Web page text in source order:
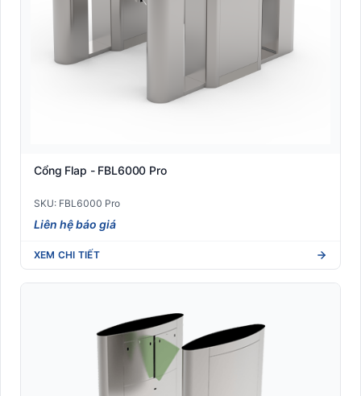
Cổng Flap - FBL6000 Pro
SKU: FBL6000 Pro
Liên hệ báo giá
XEM CHI TIẾT